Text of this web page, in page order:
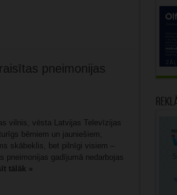
pneimonijas
vilnis, vēsta Latvijas Televīzijas
bērniem un jauniešiem,
skābeklis, bet pilnīgi visiem –
gadījumā nedarbojas
tālāk »